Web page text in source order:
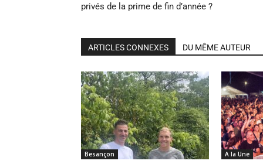
privés de la prime de fin d’année ?
ARTICLES CONNEXES DU MÊME AUTEUR
Besançon A la Une